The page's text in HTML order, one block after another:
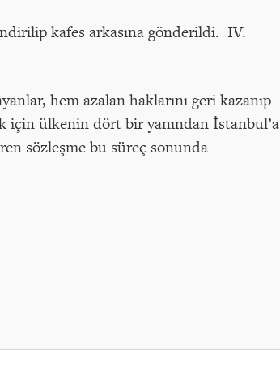
kafes arkasına gönderildi. IV.
hem azalan haklarını geri kazanıp
ülkenin dört bir yanından İstanbul’a
sözleşme bu süreç sonunda